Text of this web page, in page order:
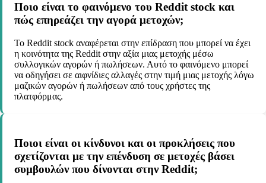
Ποιο είναι το φαινόμενο του Reddit stock και
πώς επηρεάζει την αγορά μετοχών;
Το Reddit stock αναφέρεται στην επίδραση που μπορεί να έχει
η κοινότητα της Reddit στην αξία μιας μετοχής μέσω
συλλογικών αγορών ή πωλήσεων. Αυτό το φαινόμενο μπορεί
να οδηγήσει σε αιφνίδιες αλλαγές στην τιμή μιας μετοχής λόγω
μαζικών αγορών ή πωλήσεων από τους χρήστες της
πλατφόρμας.
Ποιοι είναι οι κίνδυνοι και οι προκλήσεις που
σχετίζονται με την επένδυση σε μετοχές βάσει
συμβουλών που δίνονται στην Reddit;